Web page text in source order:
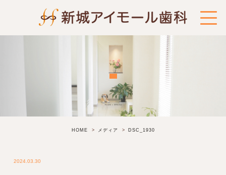
HOME メディア DSC_1930
2024.03.30